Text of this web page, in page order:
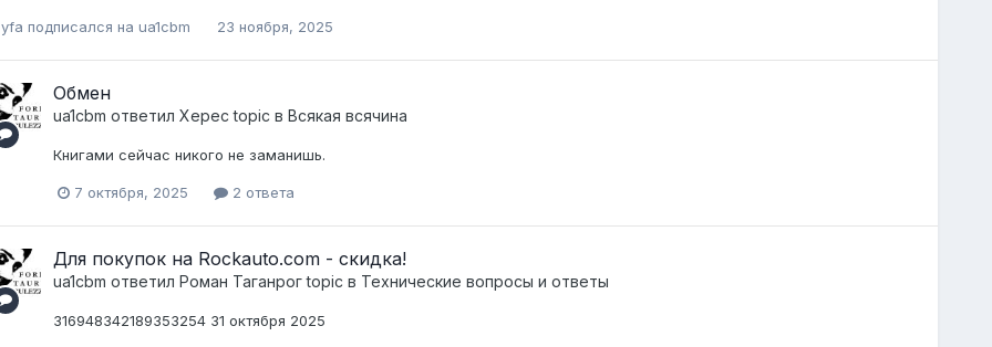
подписался на ua1cbm 23 ноября, 2025
Обмен
ua1cbm ответил Херес topic в Всякая всячина
Книгами сейчас никого не заманишь.
7 октября, 2025 2 ответа
Для покупок на Rockauto.com - скидка!
ua1cbm ответил Pоман Таганрогtopic в Технические вопросы и ответы
316948342189353254 31 октября 2025